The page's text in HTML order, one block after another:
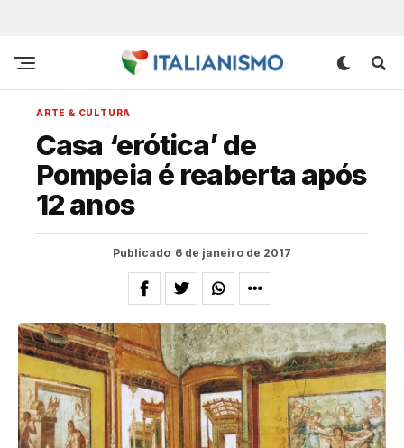
ARTE & CULTURA
Casa ‘erótica’ de
Pompeia é reaberta após
12 anos
Publicado 6 de janeiro de 2017